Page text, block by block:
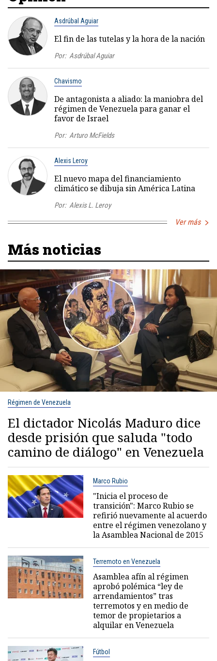
Asdrúbal Aguiar
El fin de las tutelas y la hora de la nación
Por: Asdrúbal Aguiar
Chavismo
De antagonista a aliado: la maniobra del
régimen de Venezuela para ganar el
favor de Israel
Por: Arturo McFields
Alexis Leroy
El nuevo mapa del financiamiento
climático se dibuja sin América Latina
Por: Alexis L. Leroy
Ver más
Más noticias
Régimen de Venezuela
El dictador Nicolás Maduro dice
desde prisión que saluda "todo
camino de diálogo" en Venezuela
Marco Rubio
"Inicia el proceso de
transición": Marco Rubio se
refirió nuevamente al acuerdo
entre el régimen venezolano y
la Asamblea Nacional de 2015
Terremoto en Venezuela
Asamblea afín al régimen
aprobó polémica “ley de
arrendamientos” tras
terremotos y en medio de
temor de propietarios a
alquilar en Venezuela
Fútbol